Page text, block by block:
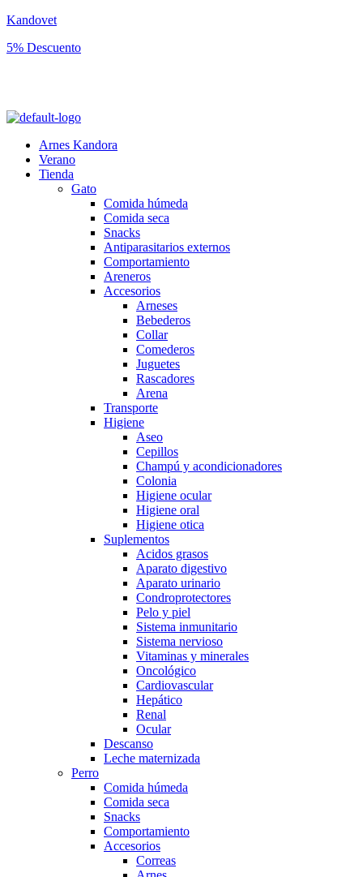
Kandovet
5% Descuento
Arnes Kandora
Verano
Tienda
Gato
Comida húmeda
Comida seca
Snacks
Antiparasitarios externos
Comportamiento
Areneros
Accesorios
Arneses
Bebederos
Collar
Comederos
Juguetes
Rascadores
Arena
Transporte
Higiene
Aseo
Cepillos
Champú y acondicionadores
Colonia
Higiene ocular
Higiene oral
Higiene otica
Suplementos
Acidos grasos
Aparato digestivo
Aparato urinario
Condroprotectores
Pelo y piel
Sistema inmunitario
Sistema nervioso
Vitaminas y minerales
Oncológico
Cardiovascular
Hepático
Renal
Ocular
Descanso
Leche maternizada
Perro
Comida húmeda
Comida seca
Snacks
Comportamiento
Accesorios
Correas